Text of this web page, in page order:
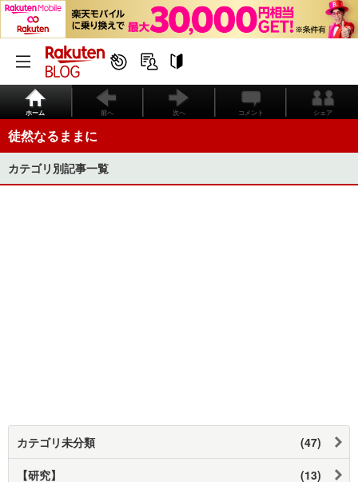
ホーム 前へ 次へ コメント シェア
徒然なるままに
カテゴリ別記事一覧
カテゴリ未分類 (47)
【研究】 (13)